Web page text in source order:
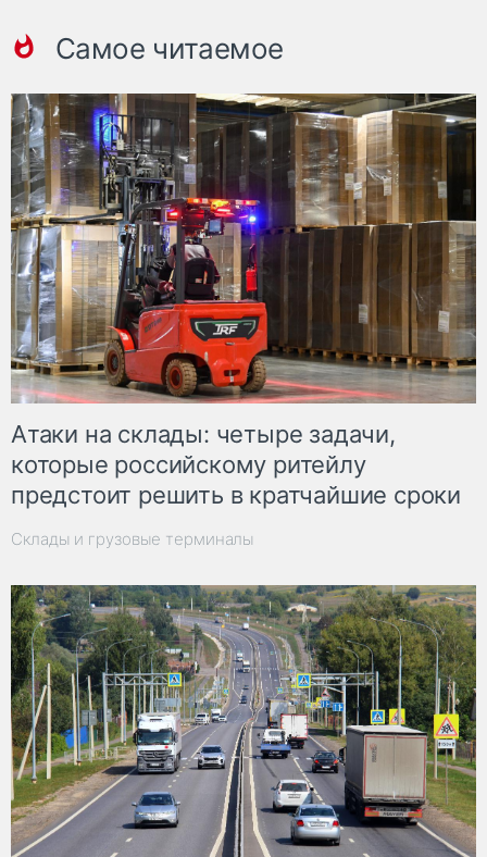
Самое читаемое
Атаки на склады: четыре задачи,
которые российскому ритейлу
предстоит решить в кратчайшие сроки
Склады и грузовые терминалы